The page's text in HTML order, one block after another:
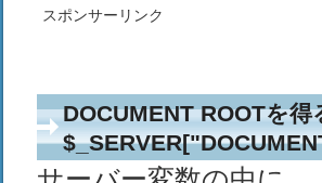
DOCUMENT ROOTを得
スポンサーリンク